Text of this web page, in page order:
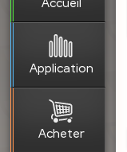
Application
Acheter